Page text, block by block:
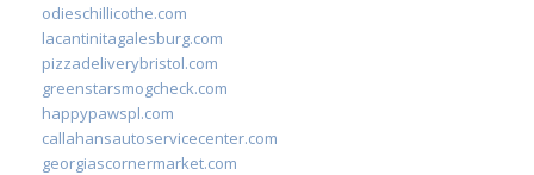
odieschillicothe.com
lacantinitagalesburg.com
pizzadeliverybristol.com
greenstarsmogcheck.com
happypawspl.com
callahansautoservicecenter.com
georgiascornermarket.com